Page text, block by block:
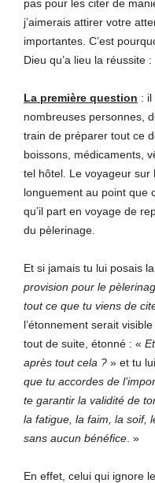
pas pour les citer de
j’aimerais attirer votre
importantes. C’est
Dieu qu’a lieu la réussite :
La première question : il
nombreuses personnes,
train de préparer tout ce
boissons, médicaments,
tel hôtel. Le voyageur
longuement au point que
qu’il part en voyage de
du pèlerinage.
Et si jamais tu lui posais
provision pour le
tout ce que tu viens de
l’étonnement serait
tout de suite, étonné : «
après tout cela ? » et tu
que tu accordes de
te garantir la validité de
la fatigue, la faim, la soif,
sans aucun bénéfice . »
En effet, celui qui ignore